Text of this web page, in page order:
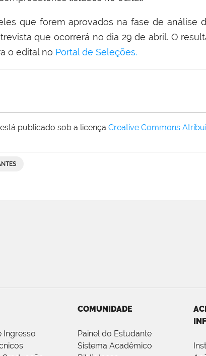
que forem aprovados na fase de análise
que ocorrerá no dia 29 de abril. O
o edital no Portal de Seleções.
publicado sob a licença Creative Commons
Ingresso
COMUNIDADE
Painel do Estudante
Sistema Acadêmico